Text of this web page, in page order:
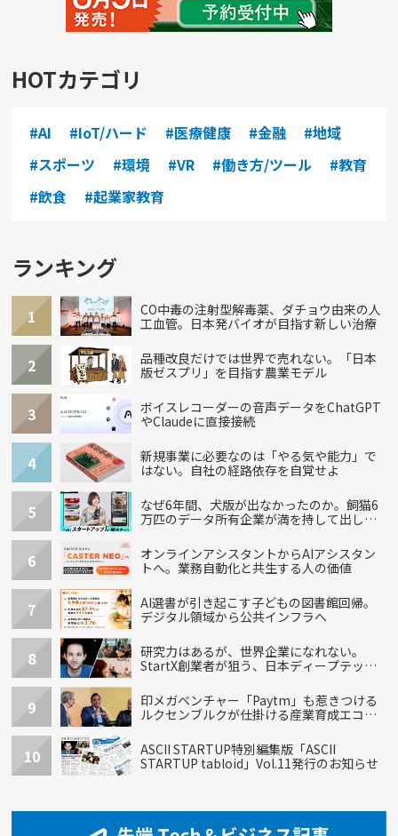
HOTカテゴリ
#AI #IoT/ハード #医療健康 #金融
#地域
#スポーツ
#環境 #VR #働き方/ツール
#教育
#飲食
#起業家教育
ランキング
1
CO中毒の注射型解毒薬、ダチョウ由来の人
工血管。日本発バイオが目指す新しい治療
2
品種改良だけでは世界で売れない。「日本
版ゼスプリ」を目指す農業モデル
3
ボイスレコーダーの音声データをChatGPT
やClaudeに直接接続
4
新規事業に必要なのは「やる気や能力」で
はない。自社の経路依存を自覚せよ
5
なぜ6年間、犬版が出なかったのか。飼猫6
万匹のデータ所有企業が満を持して出し
6
オンラインアシスタントからAIアシスタン
トへ。業務自動化と共生する人の価値
7
AI選書が引き起こす子どもの図書館回帰。
デジタル領域から公共インフラへ
8
研究力はあるが、世界企業になれない。
StartX創業者が狙う、日本ディープテック
9
印メガベンチャー「Paytm」も惹きつける
ルクセンブルクが仕掛ける産業育成エコシ
10
ASCII STARTUP特別編集版「ASCII
STARTUP tabloid」Vol.11発行のお知らせ